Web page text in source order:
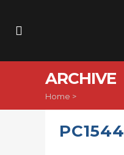
ARCHIVE
Home >
PC1544